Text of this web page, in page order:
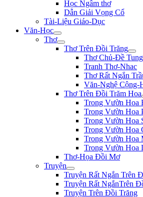
Học Ngâm thơ
Dẫn Giải Vọng Cổ
Tài-Liệu Giáo-Dục
Văn-Học
Thơ
Thơ Trên Đồi Trăng
Thơ Chủ-Đề
Tranh Thơ-Nhac
Thơ Rất Ngắn
Văn-Nghệ Cộng-
Thơ Trên Đồi Trăm Hoa
Trong Vườn Hoa
Trong Vườn Hoa
Trong Vườn Hoa
Trong Vườn Hoa
Trong Vườn Hoa
Trong Vườn Hoa
Thơ-Họa Đồi Mơ
Truyện
Truyện Rất Ngắn Trên
Truyện Rất NgắnTrên
Truyện Trên Đồi Trăng